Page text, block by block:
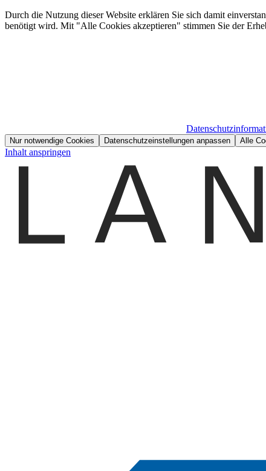
Durch die Nutzung dieser Website erklären Sie sich damit
benötigt wird. Mit "Alle Cookies akzeptieren" stimmen Sie der
Nur notwendige Cookies Datenschutzeinstellungen anpassen Alle
Inhalt anspringen